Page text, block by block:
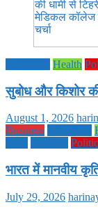
Health
सुबोध और किशोर
August 1, 2026
Business
भारत में मानवीय
July 29, 2026